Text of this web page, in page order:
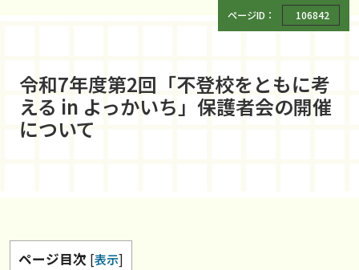
ページID： 106842
令和7年度第2回「不登校をともに考
える in よっかいち」保護者会の開催
について
ページ目次 [表示]